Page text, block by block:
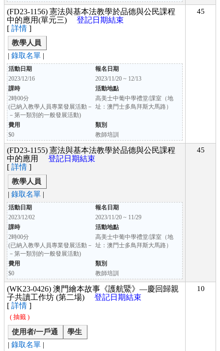
(FD23-1156) 憲法與基本法教學於品德與公民課程
中的應用(單元三) 登記日期結束
[ 詳情 ]
教學人員
| 錄取名單 |
活動日期
報名日期
2023/12/16
2023/11/20 ~ 12/13
課時
活動地點
2時00分
(已納入教學人員專業發展活動－
－第一類別的一般發展活動)
高美士中葡中學禮堂/課室（地
址：澳門士多鳥拜斯大馬路）
費用
類別
$0
教師培訓
45
(FD23-1155) 憲法與基本法教學於品德與公民課程
中的應用 登記日期結束
[ 詳情 ]
教學人員
| 錄取名單 |
活動日期
報名日期
2023/12/02
2023/11/20 ~ 11/29
課時
活動地點
2時00分
(已納入教學人員專業發展活動－
－第一類別的一般發展活動)
高美士中葡中學禮堂/課室（地
址：澳門士多鳥拜斯大馬路）
費用
類別
$0
教師培訓
45
(WK23-0426) 澳門繪本故事《護航鱀》—慶回歸親
子共讀工作坊 (第二場) 登記日期結束
[ 詳情 ]
( 抽籤 )
使用者/一戶通
學生
| 錄取名單 |
10